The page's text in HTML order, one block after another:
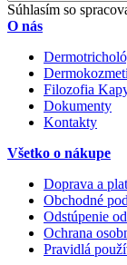
Súhlasím so
O nás
Filozofia
Dokumenty
Kontakty
Všetko o nákupe
Doprava a
Obchodné
Odstúpenie
Ochrana
Pravidlá